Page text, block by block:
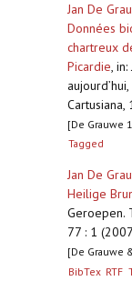
Jan De
Données
chartreux
Picardie, in:
Cartusiana,
[De Grauwe
Tagged
Jan De
Heilige
Geroepen.
77 : 1
[De Grauwe
BibTex RTF